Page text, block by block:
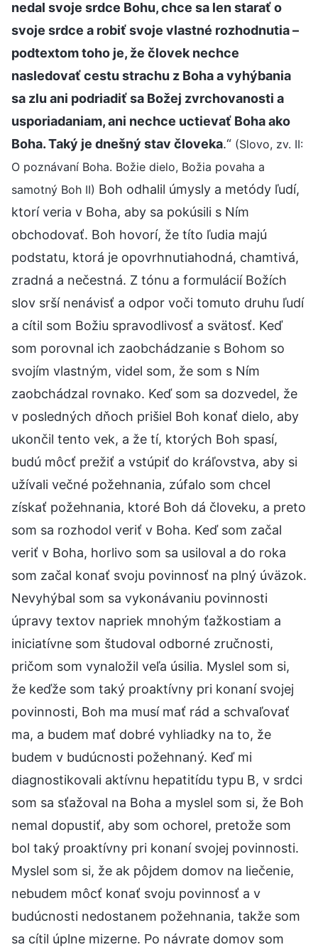
nedal svoje srdce Bohu, chce sa len starať o
svoje srdce a robiť svoje vlastné rozhodnutia –
podtextom toho je, že človek nechce
nasledovať cestu strachu z Boha a vyhýbania
sa zlu ani podriadiť sa Božej zvrchovanosti a
usporiadaniam, ani nechce uctievať Boha ako
Boha. Taký je dnešný stav človeka.“ (Slovo, zv. II:
O poznávaní Boha. Božie dielo, Božia povaha a
samotný Boh II) Boh odhalil úmysly a metódy ľudí,
ktorí veria v Boha, aby sa pokúsili s Ním
obchodovať. Boh hovorí, že títo ľudia majú
podstatu, ktorá je opovrhnutiahodná, chamtivá,
zradná a nečestná. Z tónu a formulácií Božích
slov srší nenávisť a odpor voči tomuto druhu ľudí
a cítil som Božiu spravodlivosť a svätosť. Keď
som porovnal ich zaobchádzanie s Bohom so
svojím vlastným, videl som, že som s Ním
zaobchádzal rovnako. Keď som sa dozvedel, že
v posledných dňoch prišiel Boh konať dielo, aby
ukončil tento vek, a že tí, ktorých Boh spasí,
budú môcť prežiť a vstúpiť do kráľovstva, aby si
užívali večné požehnania, zúfalo som chcel
získať požehnania, ktoré Boh dá človeku, a preto
som sa rozhodol veriť v Boha. Keď som začal
veriť v Boha, horlivo som sa usiloval a do roka
som začal konať svoju povinnosť na plný úväzok.
Nevyhýbal som sa vykonávaniu povinnosti
úpravy textov napriek mnohým ťažkostiam a
iniciatívne som študoval odborné zručnosti,
pričom som vynaložil veľa úsilia. Myslel som si,
že keďže som taký proaktívny pri konaní svojej
povinnosti, Boh ma musí mať rád a schvaľovať
ma, a budem mať dobré vyhliadky na to, že
budem v budúcnosti požehnaný. Keď mi
diagnostikovali aktívnu hepatitídu typu B, v srdci
som sa sťažoval na Boha a myslel som si, že Boh
nemal dopustiť, aby som ochorel, pretože som
bol taký proaktívny pri konaní svojej povinnosti.
Myslel som si, že ak pôjdem domov na liečenie,
nebudem môcť konať svoju povinnosť a v
budúcnosti nedostanem požehnania, takže som
sa cítil úplne mizerne. Po návrate domov som